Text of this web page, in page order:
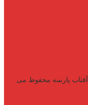
پارسه محفوظ می